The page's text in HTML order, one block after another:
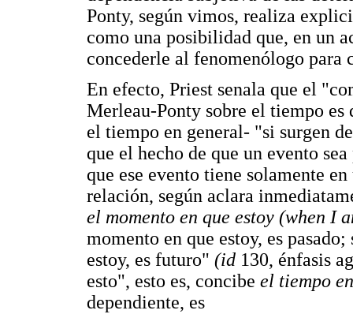
Ponty, según vimos, realiza
como una posibilidad que, en un
concederle al fenomenólogo para
En efecto, Priest senala que el
Merleau-Ponty sobre el tiempo es
el tiempo en general- "si surgen
que el hecho de que un evento
que ese evento tiene solamente
relación, según aclara
el momento en que estoy (when I
momento en que estoy, es
estoy, es futuro" (id 130, énfasis
esto", esto es, concibe el tiempo
dependiente, es